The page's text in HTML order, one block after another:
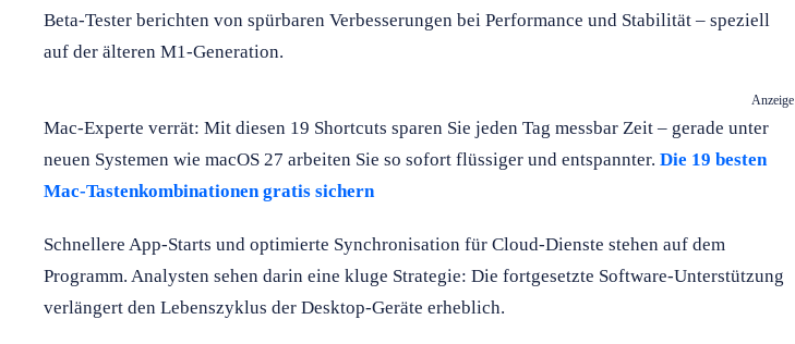
Beta-Tester berichten von spürbaren Verbesserungen bei Performance und Stabilität – speziell
auf der älteren M1-Generation.
Anzeige
Mac-Experte verrät: Mit diesen 19 Shortcuts sparen Sie jeden Tag messbar Zeit – gerade unter
neuen Systemen wie macOS 27 arbeiten Sie so sofort flüssiger und entspannter. Die 19 besten
Mac-Tastenkombinationen gratis sichern
Schnellere App-Starts und optimierte Synchronisation für Cloud-Dienste stehen auf dem
Programm. Analysten sehen darin eine kluge Strategie: Die fortgesetzte Software-Unterstützung
verlängert den Lebenszyklus der Desktop-Geräte erheblich.